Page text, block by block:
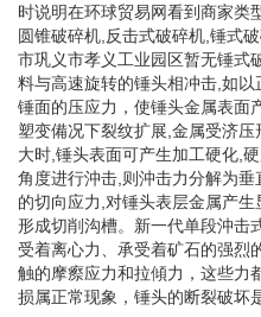
时说明在环球贸易网看到商家类
圆锥破碎机,反击式破碎机,锤式
市巩义市孝义工业园区暂无锤式
料与高速旋转的锤头相冲击,如
锤面的压应力，使锤头金属表面
塑变備况下裂纹扩展,金属受济
大时,锤头表面可产生加工硬化,
角度进行沖击,则沖击力分解为
的切向应力,对锤头表层金属产
形成切削沟槽。新一代单段沖击
受着离心力、承受着矿石的强烈
触的摩瘵应力和拉傾力，这些力
损属正常现象，锤头的断裂破坏